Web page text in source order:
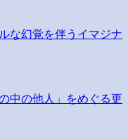
な幻覚を伴うイマジナ
中の他人」をめぐる更